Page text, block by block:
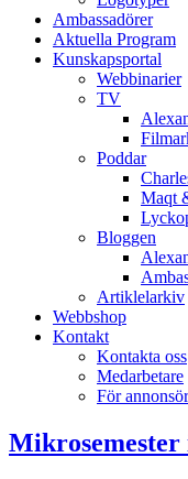
Ambassadörer
Aktuella Program
Kunskapsportal
Webbinarier
TV
Poddar
Maqt
Bloggen
Artiklelarkiv
Webbshop
Kontakt
Kontakta oss
Medarbetare
För
Mikrosemester